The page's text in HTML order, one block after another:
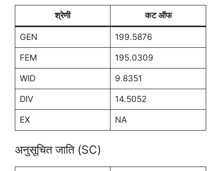
श्रेणी कट ऑफ
GEN 199.5876
FEM 195.0309
WID 9.8351
DIV 14.5052
EX NA
अनुसूचित जाति (SC)